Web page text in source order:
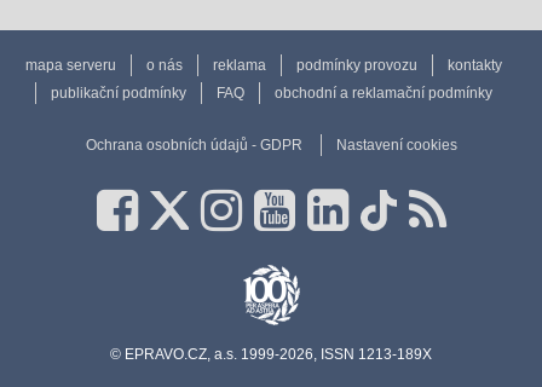
mapa serveru o nás reklama podmínky provozu
kontakty
publikační podmínky
FAQ obchodní a reklamační podmínky
Ochrana osobních údajů - GDPR Nastavení cookies
© EPRAVO.CZ, a.s. 1999-2026, ISSN 1213-189X